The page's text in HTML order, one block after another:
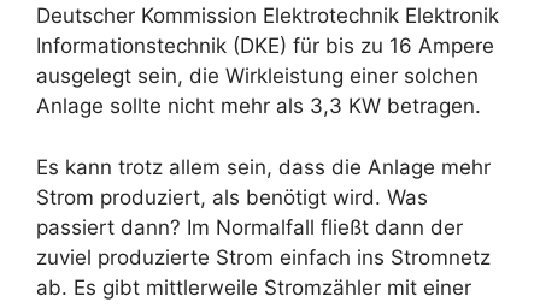
Deutscher Kommission Elektrotechnik Elektronik
Informationstechnik (DKE) für bis zu 16 Ampere
ausgelegt sein, die Wirkleistung einer solchen
Anlage sollte nicht mehr als 3,3 KW betragen.
Es kann trotz allem sein, dass die Anlage mehr
Strom produziert, als benötigt wird. Was
passiert dann? Im Normalfall fließt dann der
zuviel produzierte Strom einfach ins Stromnetz
ab. Es gibt mittlerweile Stromzähler mit einer